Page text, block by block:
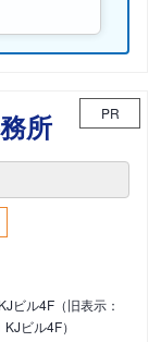
所 PR
ビル4F（旧表示：
ビル4F）